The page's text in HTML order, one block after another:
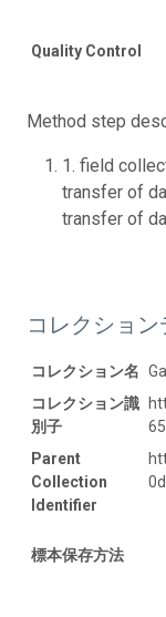
Quality Control
Method step
1. field
transfer of
transfer of
コレクション
コレクション名
コレクション識
別子
Parent
Collection
Identifier
標本保存方法